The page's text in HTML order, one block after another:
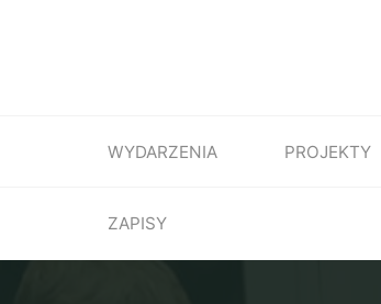
WYDARZENIA PROJEKTY
ZAPISY